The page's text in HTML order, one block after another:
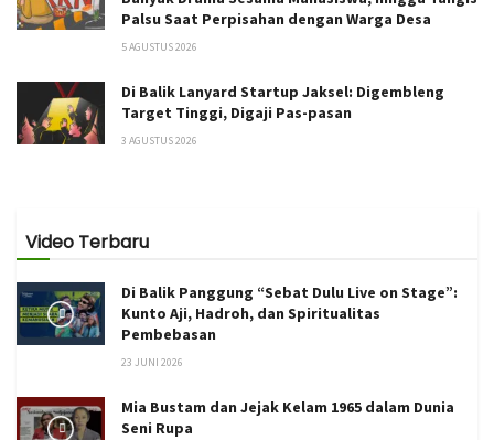
Palsu Saat Perpisahan dengan Warga Desa
5 AGUSTUS 2026
Di Balik Lanyard Startup Jaksel: Digembleng
Target Tinggi, Digaji Pas-pasan
3 AGUSTUS 2026
Video Terbaru
Di Balik Panggung “Sebat Dulu Live on Stage”:
Kunto Aji, Hadroh, dan Spiritualitas
Pembebasan
23 JUNI 2026
Mia Bustam dan Jejak Kelam 1965 dalam Dunia
Seni Rupa